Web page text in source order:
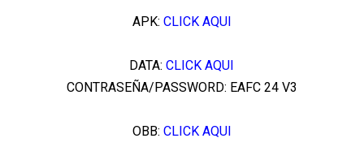
APK: CLICK AQUI
DATA:CLICK AQUI
CONTRASEÑA/PASSWORD: EAFC 24 V3
OBB: CLICK AQUI